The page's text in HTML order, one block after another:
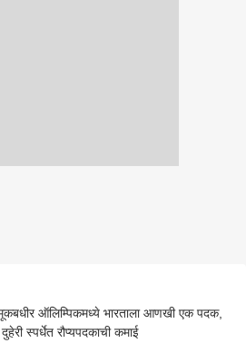
ऑलिम्पिकमध्ये भारताला आणखी एक पदक,
स्पर्धेत रौप्यपदकाची कमाई